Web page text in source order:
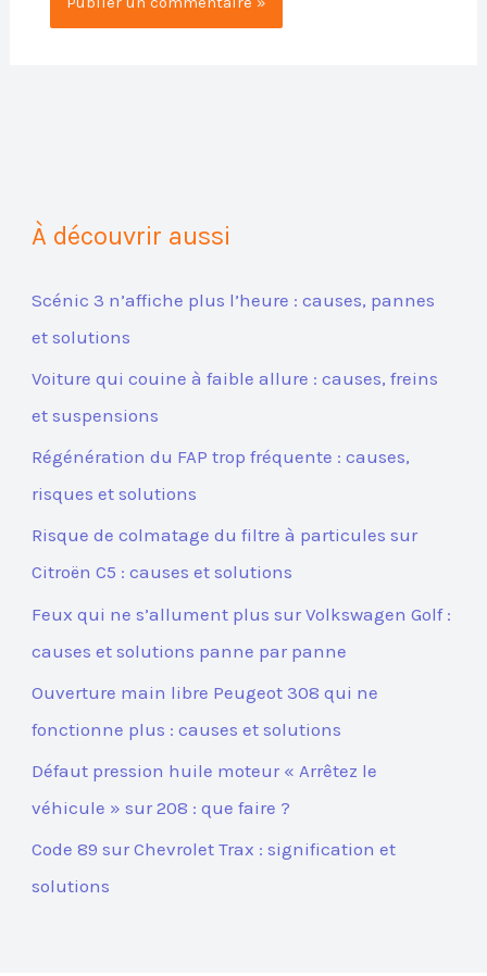
À découvrir aussi
Scénic 3 n’affiche plus l’heure : causes, pannes
et solutions
Voiture qui couine à faible allure : causes, freins
et suspensions
Régénération du FAP trop fréquente : causes,
risques et solutions
Risque de colmatage du filtre à particules sur
Citroën C5 : causes et solutions
Feux qui ne s’allument plus sur Volkswagen Golf :
causes et solutions panne par panne
Ouverture main libre Peugeot 308 qui ne
fonctionne plus : causes et solutions
Défaut pression huile moteur « Arrêtez le
véhicule » sur 208 : que faire ?
Code 89 sur Chevrolet Trax : signification et
solutions